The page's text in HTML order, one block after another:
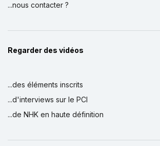
...nous contacter ?
Regarder des vidéos
...des éléments inscrits
...d'interviews sur le PCI
...de NHK en haute définition